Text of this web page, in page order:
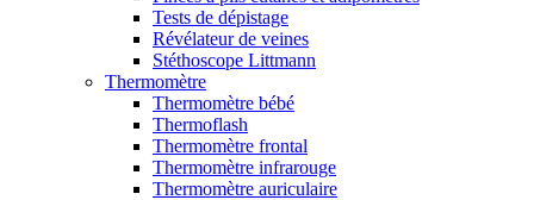
Tests de dépistage
Révélateur de veines
Stéthoscope Littmann
Thermomètre
Thermomètre bébé
Thermoflash
Thermomètre frontal
Thermomètre infrarouge
Thermomètre auriculaire